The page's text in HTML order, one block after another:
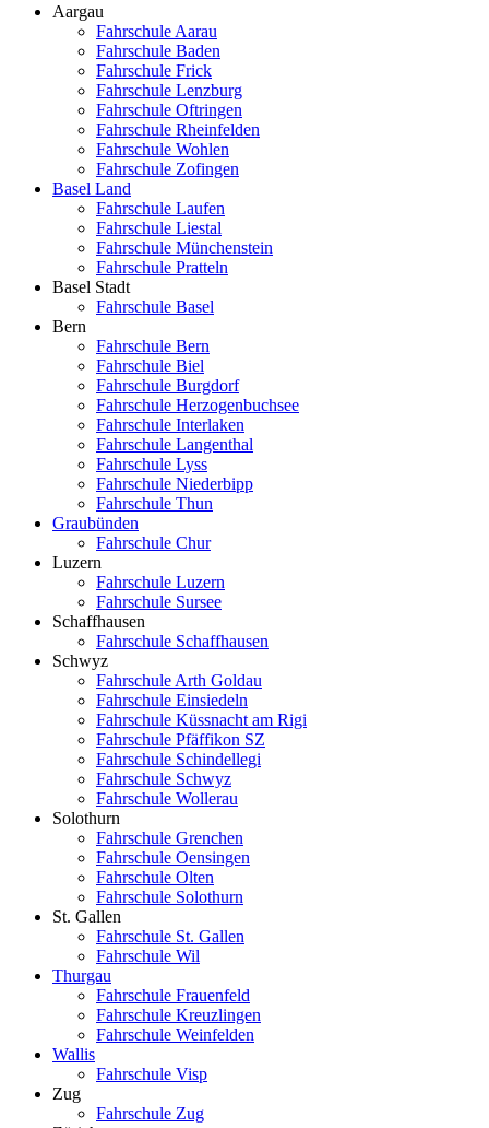
Aargau
Fahrschule Aarau
Fahrschule Baden
Fahrschule Frick
Fahrschule Lenzburg
Fahrschule Oftringen
Fahrschule Rheinfelden
Fahrschule Wohlen
Fahrschule Zofingen
Basel Land
Fahrschule Laufen
Fahrschule Liestal
Fahrschule Münchenstein
Fahrschule Pratteln
Basel Stadt
Fahrschule Basel
Bern
Fahrschule Bern
Fahrschule Biel
Fahrschule Burgdorf
Fahrschule Herzogenbuchsee
Fahrschule Interlaken
Fahrschule Langenthal
Fahrschule Lyss
Fahrschule Niederbipp
Fahrschule Thun
Graubünden
Fahrschule Chur
Luzern
Fahrschule Luzern
Fahrschule Sursee
Schaffhausen
Fahrschule Schaffhausen
Schwyz
Fahrschule Arth Goldau
Fahrschule Einsiedeln
Fahrschule Küssnacht am Rigi
Fahrschule Pfäffikon SZ
Fahrschule Schindellegi
Fahrschule Schwyz
Fahrschule Wollerau
Solothurn
Fahrschule Grenchen
Fahrschule Oensingen
Fahrschule Olten
Fahrschule Solothurn
St. Gallen
Fahrschule St. Gallen
Fahrschule Wil
Thurgau
Fahrschule Frauenfeld
Fahrschule Kreuzlingen
Fahrschule Weinfelden
Wallis
Fahrschule Visp
Zug
Fahrschule Zug